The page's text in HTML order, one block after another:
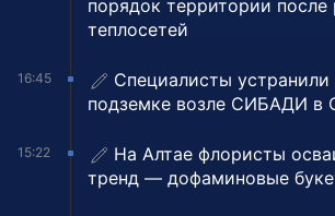
порядок территории после
теплосетей
16:45
Специалисты устранили
подземке возле СИБАДИ в
15:22
На Алтае флористы
тренд — дофаминовые